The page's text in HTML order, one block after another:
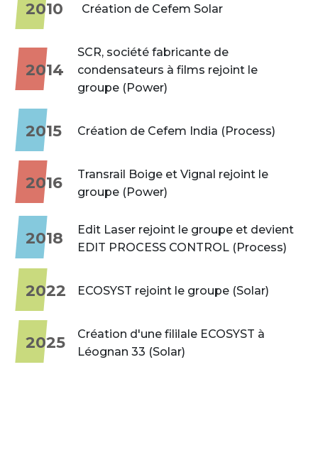
2010 Création de Cefem Solar
2014
SCR, société fabricante de
condensateurs à films rejoint le
groupe (Power)
2015 Création de Cefem India (Process)
2016
Transrail Boige et Vignal rejoint le
groupe (Power)
2018
Edit Laser rejoint le groupe et devient
EDIT PROCESS CONTROL (Process)
2022 ECOSYST rejoint le groupe (Solar)
2025
Création d'une fililale ECOSYST à
Léognan 33 (Solar)